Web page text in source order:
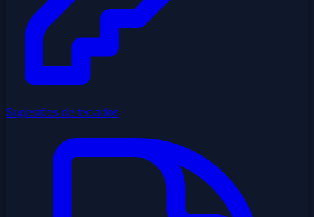
Sugestões de teclados